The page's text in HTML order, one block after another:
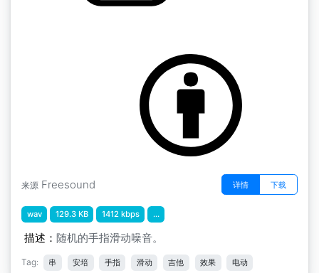
来源 Freesound 详情 下载
wav 129.3 KB 1412 kbps ...
描述： 随机的手指滑动噪音。
Tag: 串 安培 手指 滑动 吉他 效果 电动